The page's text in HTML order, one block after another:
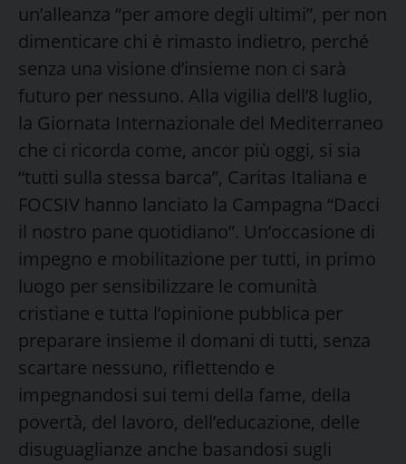
un’alleanza “per amore degli ultimi”, per non
dimenticare chi è rimasto indietro, perché
senza una visione d’insieme non ci sarà
futuro per nessuno. Alla vigilia dell’8 luglio,
la Giornata Internazionale del Mediterraneo
che ci ricorda come, ancor più oggi, si sia
“tutti sulla stessa barca”, Caritas Italiana e
FOCSIV hanno lanciato la Campagna “Dacci
il nostro pane quotidiano”. Un’occasione di
impegno e mobilitazione per tutti, in primo
luogo per sensibilizzare le comunità
cristiane e tutta l’opinione pubblica per
preparare insieme il domani di tutti, senza
scartare nessuno, riflettendo e
impegnandosi sui temi della fame, della
povertà, del lavoro, dell’educazione, delle
disuguaglianze anche basandosi sugli